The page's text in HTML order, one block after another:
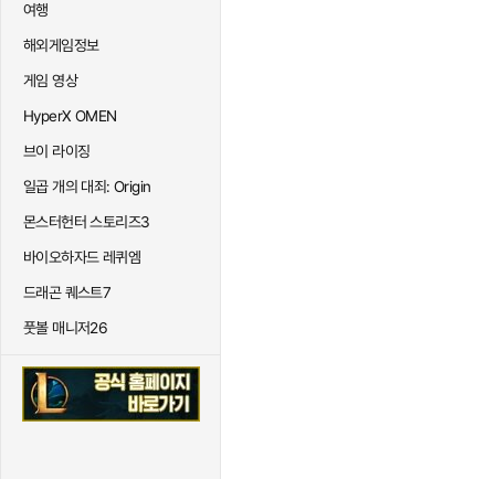
여행
해외게임정보
게임 영상
HyperX OMEN
브이 라이징
일곱 개의 대죄: Origin
몬스터헌터 스토리즈3
바이오하자드 레퀴엠
드래곤 퀘스트7
풋볼 매니저26